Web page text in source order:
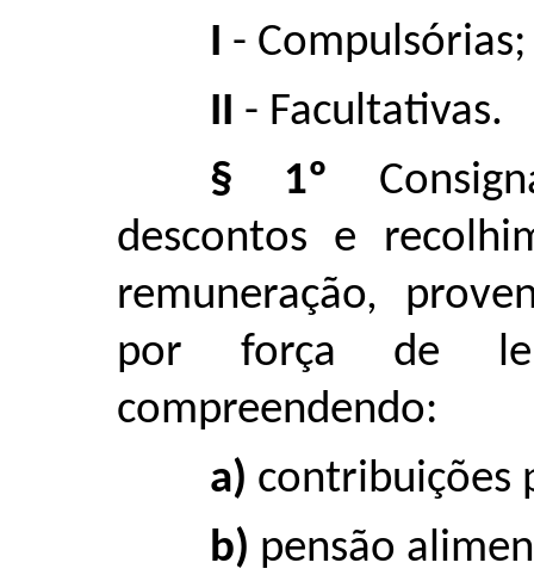
I -
II - Facultativas.
§ 1º
descontos e
remuneração,
por força de
compreendendo:
a) contribuições
b) pensão